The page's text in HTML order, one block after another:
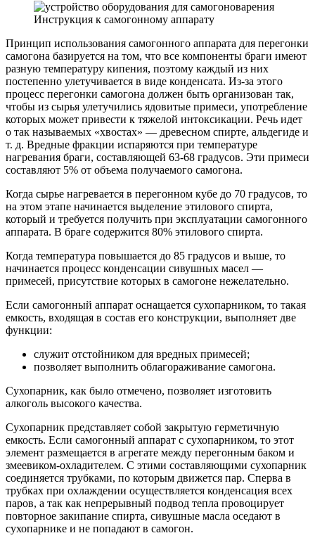
Инструкция к самогонному аппарату
Принцип использования самогонного аппарата для перегонки
самогона базируется на том, что все компоненты браги имеют
разную температуру кипения, поэтому каждый из них
постепенно улетучивается в виде конденсата. Из-за этого
процесс перегонки самогона должен быть организован так,
чтобы из сырья улетучились ядовитые примеси, употребление
которых может привести к тяжелой интоксикации. Речь идет
о так называемых «хвостах» — древесном спирте, альдегиде и
т. д. Вредные фракции испаряются при температуре
нагревания браги, составляющей 63-68 градусов. Эти примеси
составляют 5% от объема получаемого самогона.
Когда сырье нагревается в перегонном кубе до 70 градусов, то
на этом этапе начинается выделение этилового спирта,
который и требуется получить при эксплуатации самогонного
аппарата. В браге содержится 80% этилового спирта.
Когда температура повышается до 85 градусов и выше, то
начинается процесс конденсации сивушных масел —
примесей, присутствие которых в самогоне нежелательно.
Если самогонный аппарат оснащается сухопарником, то такая
емкость, входящая в состав его конструкции, выполняет две
функции:
служит отстойником для вредных примесей;
позволяет выполнить облагораживание самогона.
Сухопарник, как было отмечено, позволяет изготовить
алкоголь высокого качества.
Сухопарник представляет собой закрытую герметичную
емкость. Если самогонный аппарат с сухопарником, то этот
элемент размещается в агрегате между перегонным баком и
змеевиком-охладителем. С этими составляющими сухопарник
соединяется трубками, по которым движется пар. Сперва в
трубках при охлаждении осуществляется конденсация всех
паров, а так как непрерывный подвод тепла провоцирует
повторное закипание спирта, сивушные масла оседают в
сухопарнике и не попадают в самогон.